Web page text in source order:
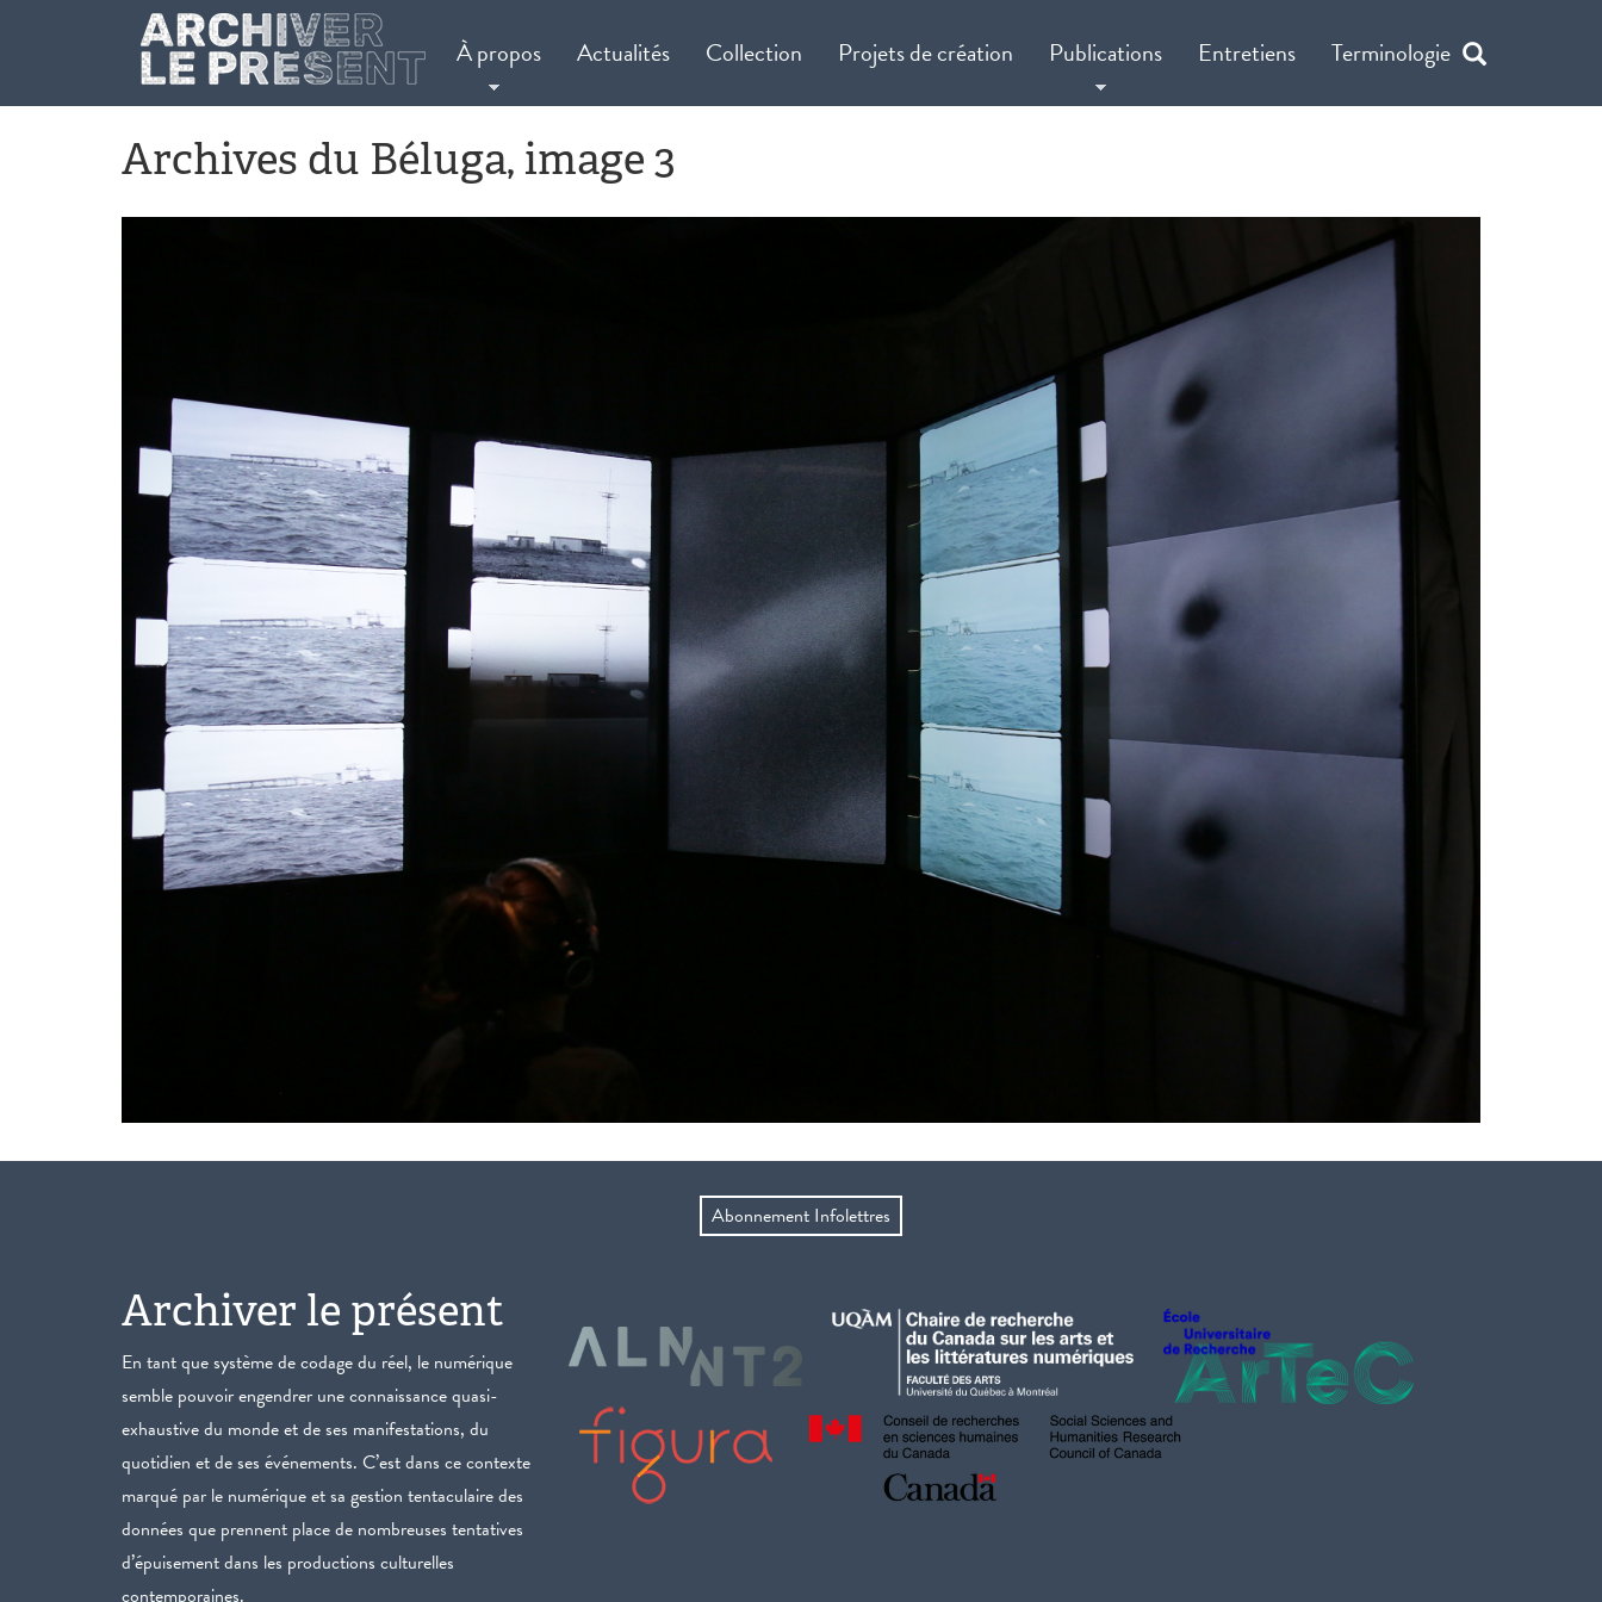
Aller au contenu principal
À propos Actualités Collection Projets de création Publications Entretiens Terminologie
Archives du Béluga, image 3
Abonnement Infolettres
Archiver le présent
En tant que système de codage du réel, le numérique
semble pouvoir engendrer une connaissance quasi-
exhaustive du monde et de ses manifestations, du
quotidien et de ses événements. C’est dans ce contexte
marqué par le numérique et sa gestion tentaculaire des
données que prennent place de nombreuses tentatives
d’épuisement dans les productions culturelles
contemporaines.